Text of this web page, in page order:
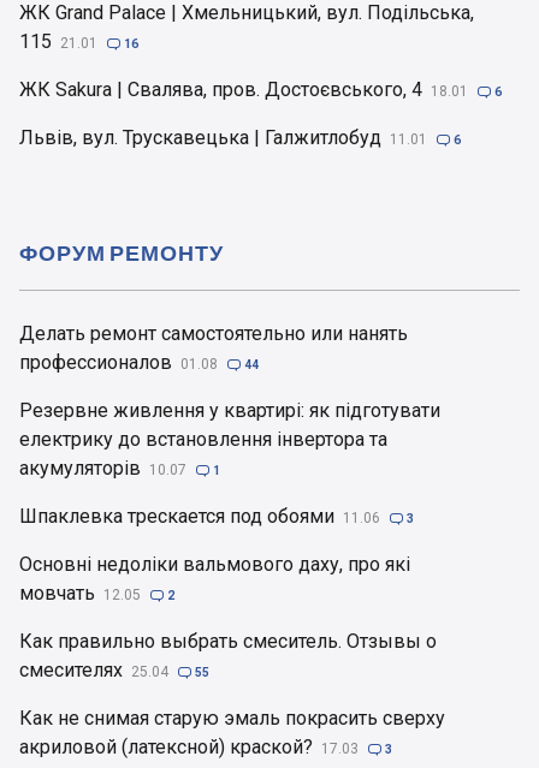
ЖК Grand Palace | Хмельницький, вул. Подільська,
115
21.01  16
ЖК Sakura | Свалява, пров. Достоєвського, 4 18.01  6
Львів, вул. Трускавецька | Галжитлобуд 11.01  6
Делать ремонт самостоятельно или нанять
профессионалов
01.08  44
Резервне живлення у квартирі: як підготувати
електрику до встановлення інвертора та
акумуляторів
10.07  1
Шпаклевка трескается под обоями 11.06  3
Основні недоліки вальмового даху, про які
мовчать
12.05  2
Как правильно выбрать смеситель. Отзывы о
смесителях 25.04  55
Как не снимая старую эмаль покрасить сверху
акриловой (латексной) краской?
17.03  3
ФОРУМ РЕМОНТУ